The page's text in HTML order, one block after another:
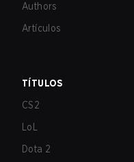
Authors
Artículos
TÍTULOS
CS2
LoL
Dota 2